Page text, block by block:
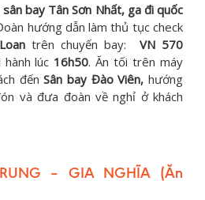
sân bay Tân Sơn Nhất, ga đi quốc
hướng dẫn làm thủ tục check
trên chuyến bay: VN 570
lúc 16h50. Ăn tối trên máy
đếnSân bay Đào Viên, hướng
và đưa đoàn về nghỉ ở khách
– GIA NGHĨA (Ăn